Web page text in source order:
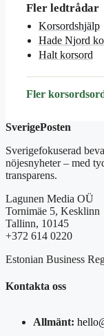
Fler ledtrådar
Korsordshjälp
Hade Njord
Halt korsord
Fler
SverigePosten
Sverigefokuserad
nöjesnyheter – med
transparens.
Lagunen Media OÜ
Tornimäe 5, Kesklinn
Tallinn, 10145
+372 614 0220
Estonian Business
Kontakta oss
Allmänt: